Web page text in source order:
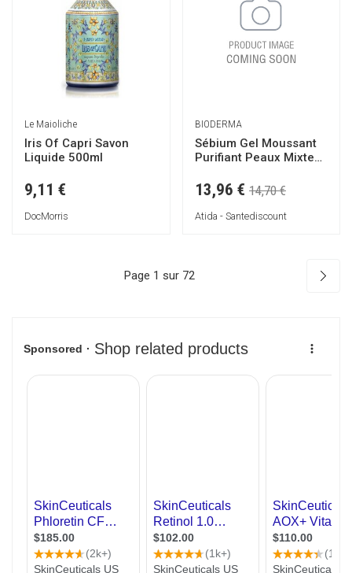
Le Maioliche
Iris Of Capri Savon
Liquide 500ml
9,11 €
DocMorris
BIODERMA
Sébium Gel Moussant
Purifiant Peaux Mixtes
200ml
13,96 € 14,70 €
Atida - Santediscount
Page 1 sur 72